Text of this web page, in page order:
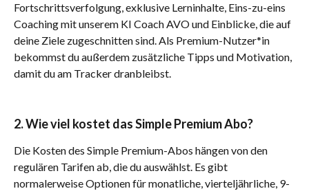
Fortschrittsverfolgung, exklusive Lerninhalte, Eins-zu-eins
Coaching mit unserem KI Coach AVO und Einblicke, die auf
deine Ziele zugeschnitten sind. Als Premium-Nutzer*in
bekommst du außerdem zusätzliche Tipps und Motivation,
damit du am Tracker dranbleibst.
2. Wie viel kostet das Simple Premium Abo?
Die Kosten des Simple Premium-Abos hängen von den
regulären Tarifen ab, die du auswählst. Es gibt
normalerweise Optionen für monatliche, vierteljährliche, 9-